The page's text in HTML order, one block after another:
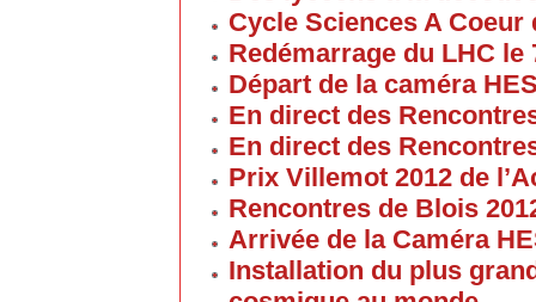
Cycle Sciences A Coeur
Redémarrage du LHC le
Départ de la caméra
En direct des
En direct des
Prix Villemot 2012 de
Rencontres de Blois
Arrivée de la Caméra
Installation du plus